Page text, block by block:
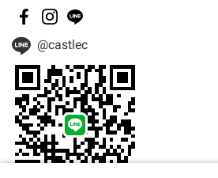
@castlec